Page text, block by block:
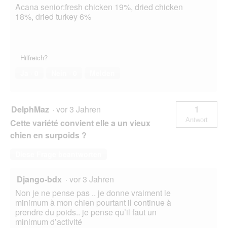
Acana senior:fresh chicken 19%, dried chicken
18%, dried turkey 6%
Hilfreich?
DelphMaz · vor 3 Jahren
Cette variété convient elle a un vieux
chien en surpoids ?
1
Antwort
Django-bdx · vor 3 Jahren
Non je ne pense pas .. je donne vraiment le
minimum à mon chien pourtant il continue à
prendre du poids.. je pense qu’il faut un
minimum d’activité